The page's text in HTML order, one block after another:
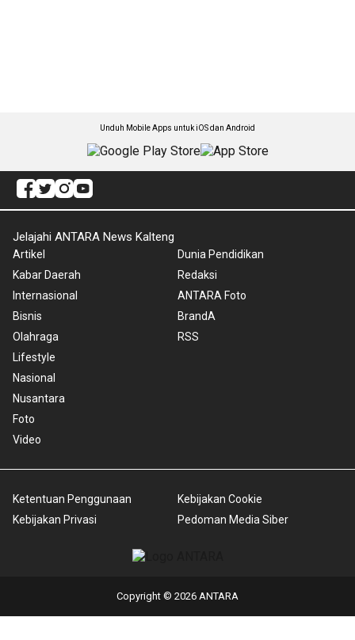
Unduh Mobile Apps untuk iOS dan Android
Jelajahi ANTARA News Kalteng
Artikel
Kabar Daerah
Internasional
Bisnis
Olahraga
Lifestyle
Nasional
Nusantara
Foto
Video
Dunia Pendidikan
Redaksi
ANTARA Foto
BrandA
RSS
Ketentuan Penggunaan
Kebijakan Privasi
Kebijakan Cookie
Pedoman Media Siber
Copyright © 2026 ANTARA